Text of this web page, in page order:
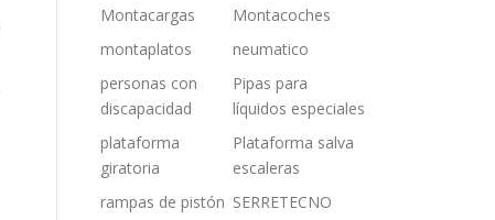
Montacargas
Montacoches
montaplatos
neumatico
personas con
discapacidad
Pipas para
líquidos especiales
plataforma
giratoria
Plataforma salva
escaleras
rampas de pistón SERRETECNO